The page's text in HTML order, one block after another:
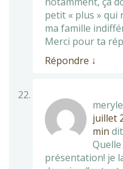
petit « plus » qui
ma famille
Merci pour ta
Répondre ↓
juillet
min
présentation! je